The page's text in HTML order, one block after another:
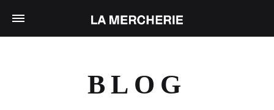
BLOG